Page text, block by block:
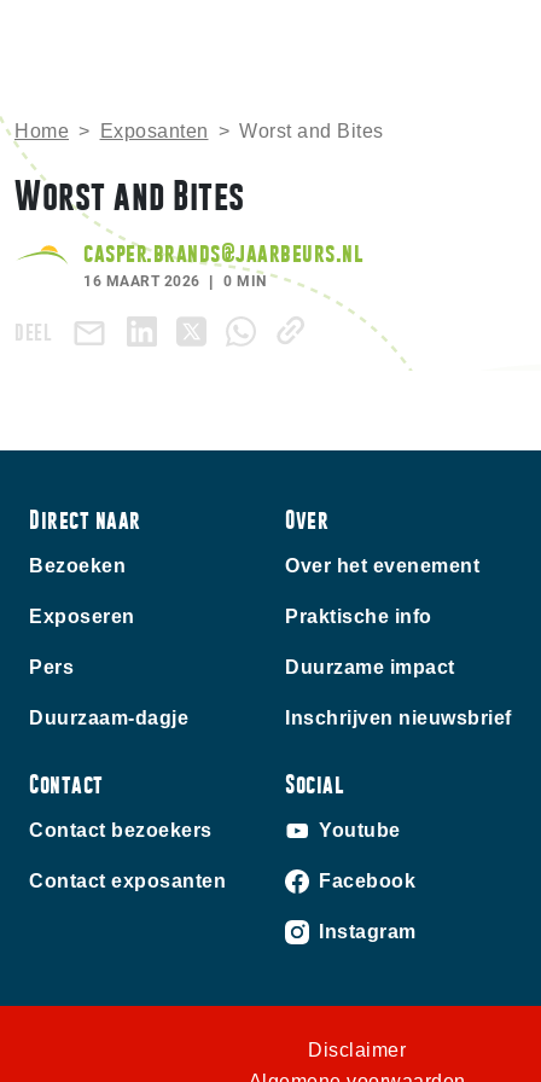
Home > Exposanten > Worst and Bites
Worst and Bites
casper.brands@jaarbeurs.nl
16 MAART 2026 0 MIN
DEEL
Direct naar
Bezoeken
Exposeren
Pers
Duurzaam-dagje
Over
Over het evenement
Praktische info
Duurzame impact
Inschrijven nieuwsbrief
Contact
Contact bezoekers
Contact exposanten
Social
Youtube
Facebook
Instagram
Disclaimer